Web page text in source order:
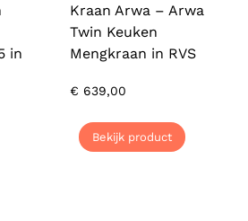
in
Kraan Arwa – Arwa
Twin Keuken
Mengkraan in RVS
€ 639,00
Bekijk product